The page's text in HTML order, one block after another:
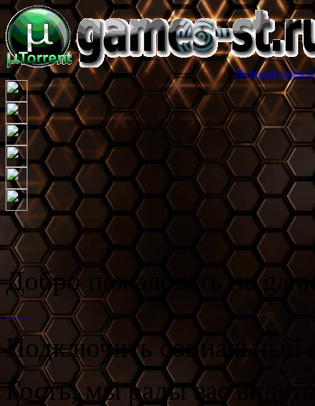
Игровой торрент трекер
Добро пожаловать на
Подключить социальный
Гость, мы рады вас